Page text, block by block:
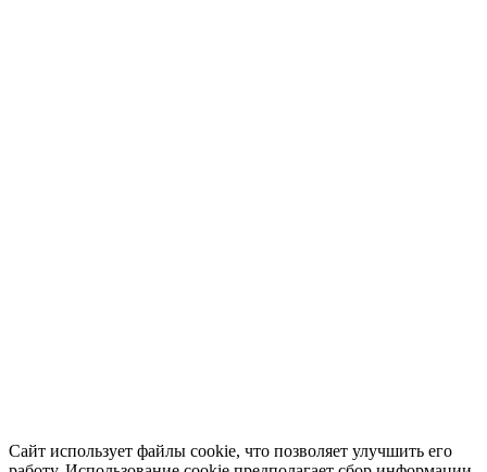
Сайт использует файлы cookie, что позволяет улучшить его